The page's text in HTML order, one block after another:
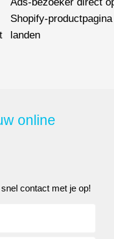
Shopify-
landen
online
contact met je op!